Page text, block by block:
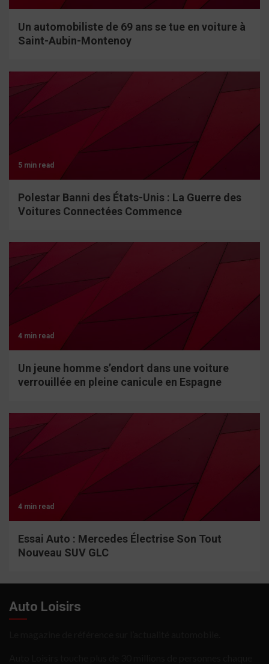
Un automobiliste de 69 ans se tue en voiture à
Saint-Aubin-Montenoy
5 min read
Polestar Banni des États-Unis : La Guerre des
Voitures Connectées Commence
4 min read
Un jeune homme s’endort dans une voiture
verrouillée en pleine canicule en Espagne
4 min read
Essai Auto : Mercedes Électrise Son Tout
Nouveau SUV GLC
Auto Loisirs